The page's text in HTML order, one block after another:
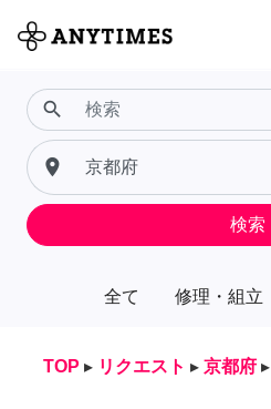
全て 修理・組立
search
place
検索
TOP ▸ リクエスト ▸ 京都府 ▸